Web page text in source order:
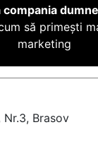
compania
să primești
marketing
Nr.3, Brasov